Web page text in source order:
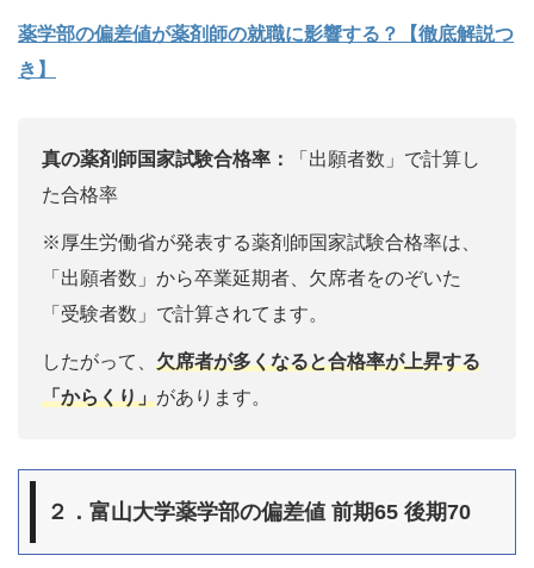
薬学部の偏差値が薬剤師の就職に影響する？【徹底解説つ
き】
真の薬剤師国家試験合格率：
「出願者数」で計算し
た合格率
※厚生労働省が発表する薬剤師国家試験合格率は、
「出願者数」から卒業延期者、欠席者をのぞいた
「受験者数」で計算されてます。
したがって、 欠席者が多くなると合格率が上昇する
「からくり」があります。
２．富山大学薬学部の偏差値 前期65 後期70